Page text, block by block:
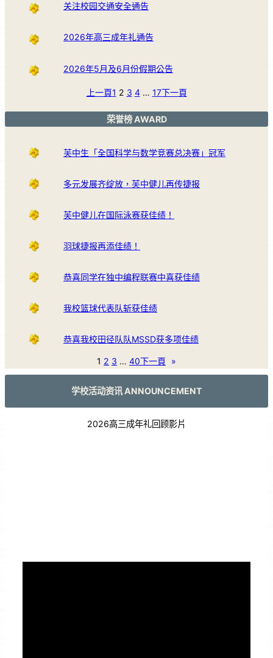
关注校园交通安全通告
2026年高三成年礼通告
2026年5月及6月份假期公告
上一頁1 2 3 4 … 17下一頁
荣誉榜 AWARD
芙中生「全国科学与数学竞赛总决赛」冠军
多元发展齐绽放，芙中健儿再传捷报
芙中健儿在国际泳赛获佳绩！
羽球捷报再添佳绩！
恭喜同学在独中编程联赛中喜获佳绩
我校篮球代表队斩获佳绩
恭喜我校田径队队MSSD获多项佳绩
1 2 3 … 40下一頁 »
学校活动资讯 ANNOUNCEMENT
2026高三成年礼回顾影片